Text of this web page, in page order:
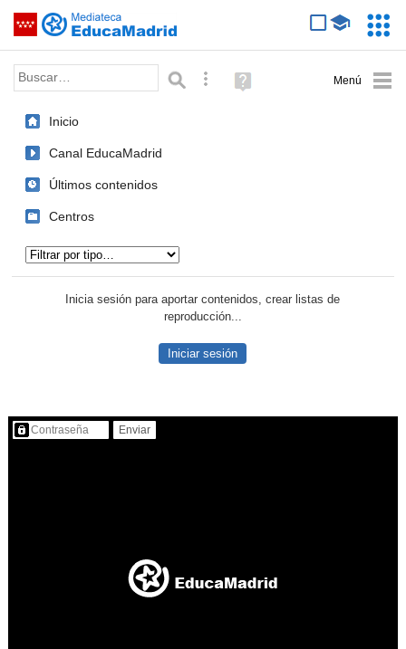
Saltar navegación
Palabra o frase: Búsqueda avanzada
Ayuda
(en
Inicio
Canal EducaMadrid
Últimos contenidos
Centros
Inicia sesión para aportar contenidos, crear listas de
reproducción...
Iniciar sesión
Contenido protegido…